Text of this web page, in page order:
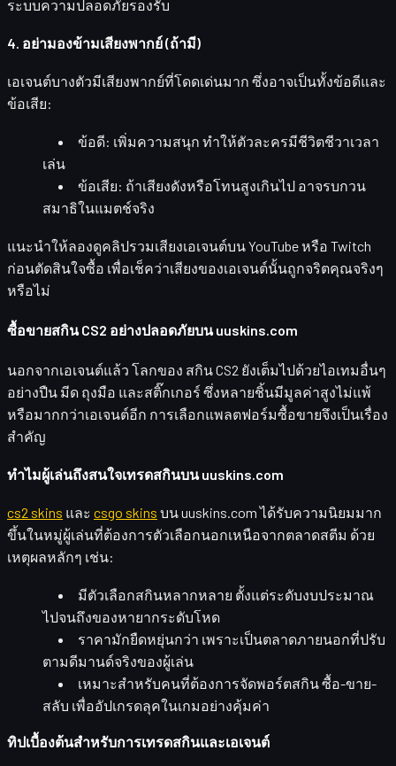
ระบบความปลอดภัยรองรับ
4. อย่ามองข้ามเสียงพากย์ (ถ้ามี)
เอเจนต์บางตัวมีเสียงพากย์ที่โดดเด่นมาก ซึ่งอาจเป็นทั้งข้อดีและ
ข้อเสีย:
ข้อดี: เพิ่มความสนุก ทำให้ตัวละครมีชีวิตชีวาเวลา
เล่น
ข้อเสีย: ถ้าเสียงดังหรือโทนสูงเกินไป อาจรบกวน
สมาธิในแมตช์จริง
แนะนำให้ลองดูคลิปรวมเสียงเอเจนต์บน YouTube หรือ Twitch
ก่อนตัดสินใจซื้อ เพื่อเช็คว่าเสียงของเอเจนต์นั้นถูกจริตคุณจริงๆ
หรือไม่
ซื้อขายสกิน CS2 อย่างปลอดภัยบน uuskins.com
นอกจากเอเจนต์แล้ว โลกของ สกิน CS2 ยังเต็มไปด้วยไอเทมอื่นๆ
อย่างปืน มีด ถุงมือ และสติ๊กเกอร์ ซึ่งหลายชิ้นมีมูลค่าสูงไม่แพ้
หรือมากกว่าเอเจนต์อีก การเลือกแพลตฟอร์มซื้อขายจึงเป็นเรื่อง
สำคัญ
ทำไมผู้เล่นถึงสนใจเทรดสกินบน uuskins.com
cs2 skins และ csgo skins บน uuskins.com ได้รับความนิยมมาก
ขึ้นในหมู่ผู้เล่นที่ต้องการตัวเลือกนอกเหนือจากตลาดสตีม ด้วย
เหตุผลหลักๆ เช่น:
มีตัวเลือกสกินหลากหลาย ตั้งแต่ระดับงบประมาณ
ไปจนถึงของหายากระดับโหด
ราคามักยืดหยุ่นกว่า เพราะเป็นตลาดภายนอกที่ปรับ
ตามดีมานด์จริงของผู้เล่น
เหมาะสำหรับคนที่ต้องการจัดพอร์ตสกินซื้อ-ขาย-
สลับ เพื่ออัปเกรดลุคในเกมอย่างคุ้มค่า
ทิปเบื้องต้นสำหรับการเทรดสกินและเอเจนต์